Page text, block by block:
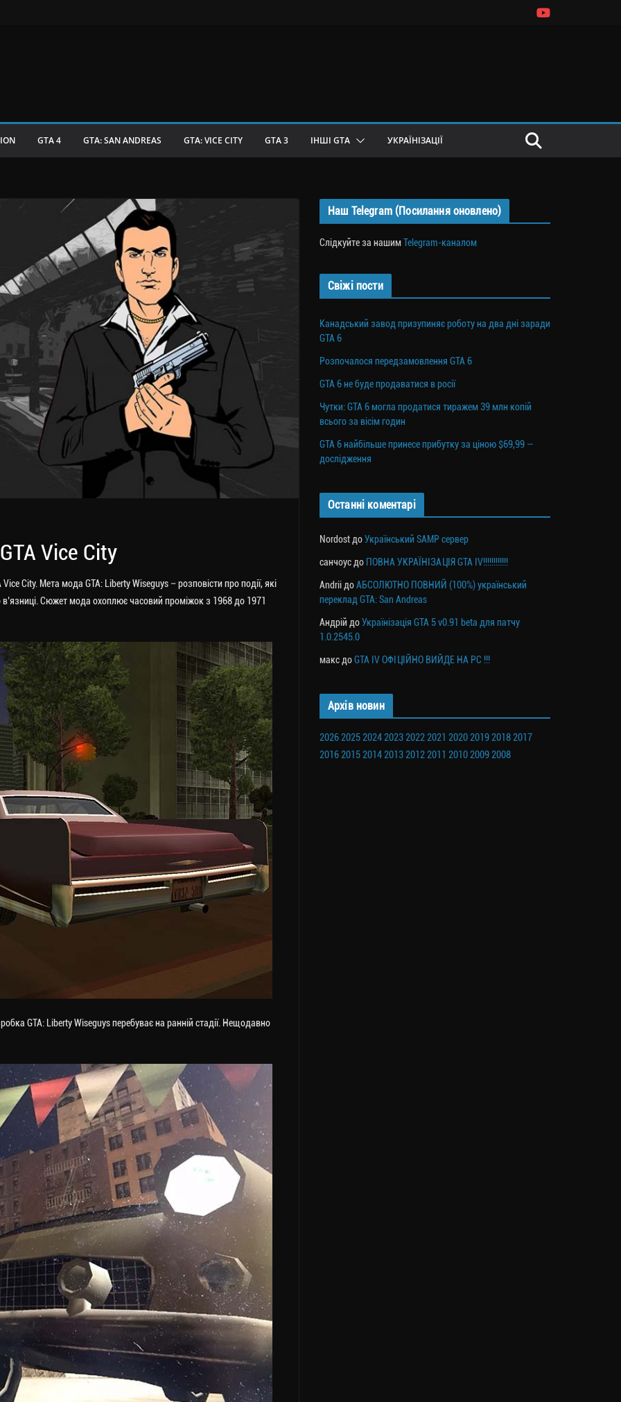
GTA 4 GTA: SAN ANDREAS GTA: VICE CITY GTA 3 ІНШІ GTA УКРАЇНІЗАЦІЇ
Vice City
City. Мета мода GTA: Liberty Wiseguys – розповісти про події, які
Сюжет мода охоплює часовий проміжок з 1968 до 1971
GTA: Liberty Wiseguys перебуває на ранній стадії. Нещодавно
Наш Telegram (Посилання оновлено)
Слідкуйте за нашимTelegram-каналом
Свіжі пости
Канадський завод призупиняє роботу на два дні заради
GTA 6
Розпочалося передзамовлення GTA 6
GTA 6 не буде продаватися в росії
Чутки: GTA 6 могла продатися тиражем 39 млн копій
всього за вісім годин
GTA 6 найбільше принесе прибутку за ціною $69,99 —
дослідження
Останні коментарі
Nordost доУкраїнський SAMP сервер
санчоус до ПОВНА УКРАЇНІЗАЦІЯ GTA IV!!!!!!!!!!!!
Andrii доАБСОЛЮТНО ПОВНИЙ (100%) український
переклад GTA: San Andreas
Андрій доУкраїнізація GTA 5 v0.91 beta для патчу
1.0.2545.0
макс доGTA IV ОФІЦІЙНО ВИЙДЕ НА PC !!!
Архів новин
202620252024202320222021 2020201920182017
201620152014201320122011 201020092008